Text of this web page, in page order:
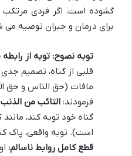
گشوده است. اگر فردی مرتکب
برای درمان و جبران توصیه می
توبه نصوح:توبه از
قلبی از گناه، تصمیم
مافات (حق الناس و حق
فرمودند:التائب من
گناه خود توبه کند،
است). توبه واقعی، پاک
قطع کامل روابط ناسالم: